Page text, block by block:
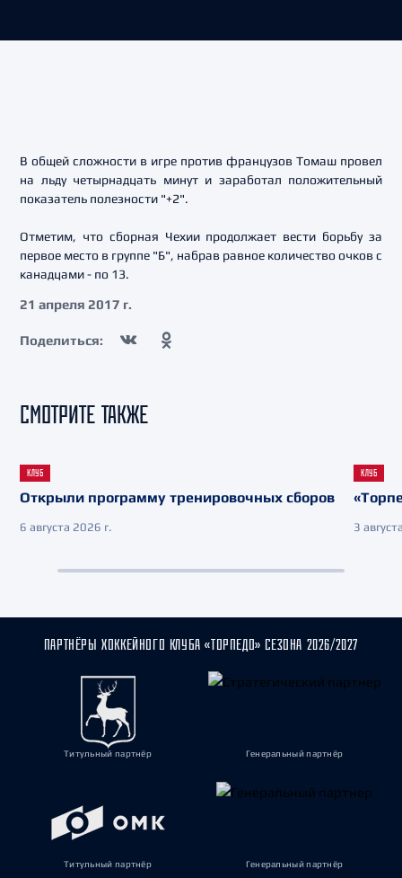
В общей сложности в игре против французов Томаш провел
на льду четырнадцать минут и заработал положительный
показатель полезности "+2".
Отметим, что сборная Чехии продолжает вести борьбу за
первое место в группе "Б", набрав равное количество очков с
канадцами - по 13.
21 апреля 2017 г.
Поделиться:
СМОТРИТЕ ТАКЖЕ
КЛУБ
Открыли программу тренировочных сборов
6 августа 2026 г.
КЛУБ
3
ПАРТНЁРЫ ХОККЕЙНОГО КЛУБА «ТОРПЕДО» СЕЗОНА 2026/2027
Титульный партнёр Генеральный партнёр
Титульный партнёр Генеральный партнёр